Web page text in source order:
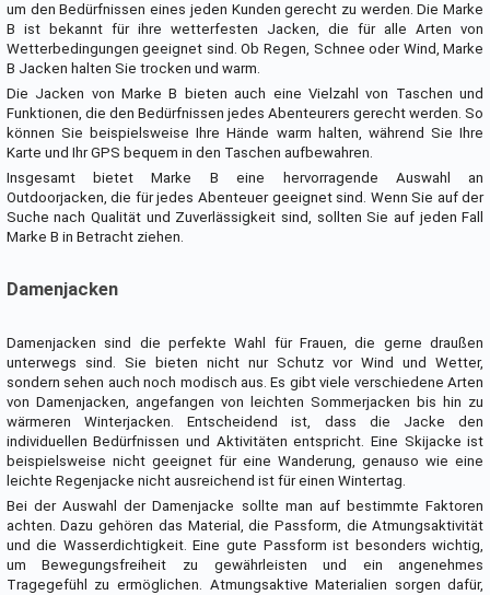
um den Bedürfnissen eines jeden Kunden gerecht zu werden. Die Marke
B ist bekannt für ihre wetterfesten Jacken, die für alle Arten von
Wetterbedingungen geeignet sind. Ob Regen, Schnee oder Wind, Marke
B Jacken halten Sie trocken und warm.
Die Jacken von Marke B bieten auch eine Vielzahl von Taschen und
Funktionen, die den Bedürfnissen jedes Abenteurers gerecht werden. So
können Sie beispielsweise Ihre Hände warm halten, während Sie Ihre
Karte und Ihr GPS bequem in den Taschen aufbewahren.
Insgesamt bietet Marke B eine hervorragende Auswahl an
Outdoorjacken, die für jedes Abenteuer geeignet sind. Wenn Sie auf der
Suche nach Qualität und Zuverlässigkeit sind, sollten Sie auf jeden Fall
Marke B in Betracht ziehen.
Damenjacken
Damenjacken sind die perfekte Wahl für Frauen, die gerne draußen
unterwegs sind. Sie bieten nicht nur Schutz vor Wind und Wetter,
sondern sehen auch noch modisch aus. Es gibt viele verschiedene Arten
von Damenjacken, angefangen von leichten Sommerjacken bis hin zu
wärmeren Winterjacken. Entscheidend ist, dass die Jacke den
individuellen Bedürfnissen und Aktivitäten entspricht. Eine Skijacke ist
beispielsweise nicht geeignet für eine Wanderung, genauso wie eine
leichte Regenjacke nicht ausreichend ist für einen Wintertag.
Bei der Auswahl der Damenjacke sollte man auf bestimmte Faktoren
achten. Dazu gehören das Material, die Passform, die Atmungsaktivität
und die Wasserdichtigkeit. Eine gute Passform ist besonders wichtig,
um Bewegungsfreiheit zu gewährleisten und ein angenehmes
Tragegefühl zu ermöglichen. Atmungsaktive Materialien sorgen dafür,